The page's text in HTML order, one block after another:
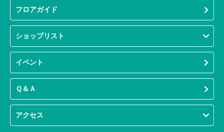
フロアガイド
ショップリスト
イベント
Ｑ＆Ａ
アクセス